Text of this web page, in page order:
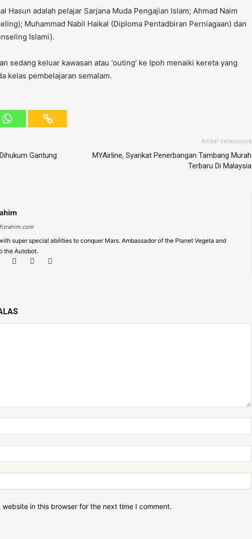
Hasun adalah pelajar Sarjana Muda Pengajian Islam; Ahmad Naim
Muhammad Nabil Haikal (Diploma Pentadbiran Perniagaan) dan
Islami).
sedang keluar kawasan atau ‘outing’ ke Ipoh menaiki kereta yang
kelas pembelajaran semalam.
Gantung
Artikel seterusnya
MYAirline, Syarikat Penerbangan Tambang Murah
Terbaru Di Malaysia
super special abilities to conquer Mars. Ambassador of the Planet Vegeta and
the Autobot.
website in this browser for the next time I comment.